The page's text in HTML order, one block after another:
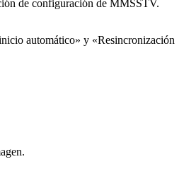
de configuración de MMSSTV.
automático» y «Resincronización